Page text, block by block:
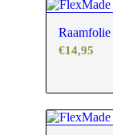
€14,95